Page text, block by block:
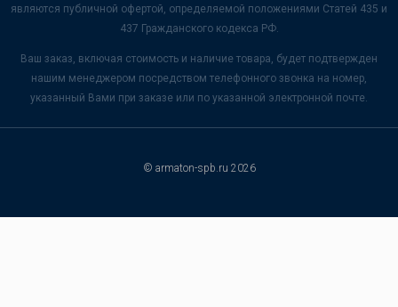
являются публичной офертой, определяемой положениями Статей 435 и
437 Гражданского кодекса РФ.
Ваш заказ, включая стоимость и наличие товара, будет подтвержден
нашим менеджером посредством телефонного звонка на номер,
указанный Вами при заказе или по указанной электронной почте.
© armaton-spb.ru 2026